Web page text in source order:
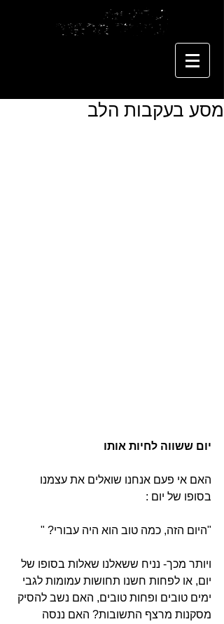
מסע בעקבות הלב
יום ששווה לחיות אותו
האם אי פעם אנחנו שואלים את עצמנו
בסופו של יום :
"היום הזה, כמה טוב הוא היה עבורי? "
ויותר מכך- נניח ששאלנו שאלות בסופו של
יום, או לפחות חשנו תחושות עמומות לגבי
ימים טובים ופחות טובים, האם נשב להסיק
מסקנות מרצף התשובות? האם ננסה